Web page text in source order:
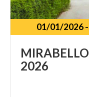
01/01/2026-
MIRABELLO
2026